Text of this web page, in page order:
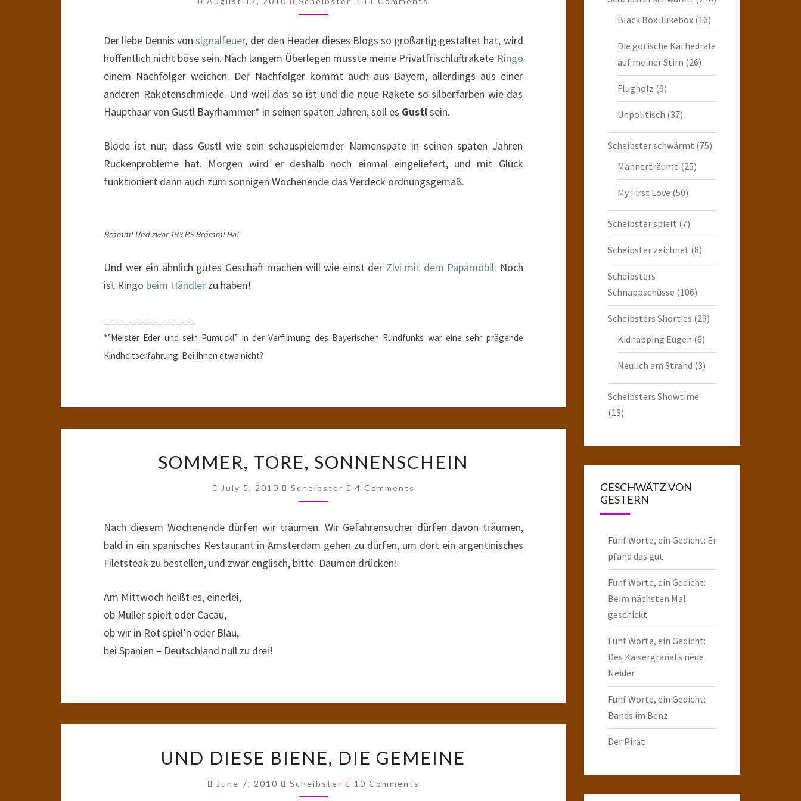
Der liebe Dennis vonsignalfeuer, der den Header dieses Blogs so großartig gestaltet hat, wird
hoffentlich nicht böse sein. Nach langem Überlegen musste meine Privatfrischluftrakete Ringo
einem Nachfolger weichen. Der Nachfolger kommt auch aus Bayern, allerdings aus einer
anderen Raketenschmiede. Und weil das so ist und die neue Rakete so silberfarben wie das
Haupthaar von Gustl Bayrhammer* in seinen späten Jahren, soll es Gustlsein.
Blöde ist nur, dass Gustl wie sein schauspielernder Namenspate in seinen späten Jahren
Rückenprobleme hat. Morgen wird er deshalb noch einmal eingeliefert, und mit Glück
funktioniert dann auch zum sonnigen Wochenende das Verdeck ordnungsgemäß.
Brömm! Und zwar 193 PS-Brömm! Ha!
Und wer ein ähnlich gutes Geschäft machen will wie einst der Zivi mit dem Papamobil: Noch
ist Ringo beim Händler zu haben!
*”Meister Eder und sein Pumuckl” in der Verfilmung des Bayerischen Rundfunks war eine sehr prägende
Kindheitserfahrung. Bei Ihnen etwa nicht?
TORE,
SONNENSCHEIN
SOMMER, TORE, SONNENSCHEIN
July 5, 2010 Scheibster Comments
4 Comments
Nach diesem Wochenende dürfen wir träumen. Wir Gefahrensucher dürfen davon träumen,
bald in ein spanisches Restaurant in Amsterdam gehen zu dürfen, um dort ein argentinisches
Filetsteak zu bestellen, und zwar englisch, bitte. Daumen drücken!
Am Mittwoch heißt es, einerlei,
ob Müller spielt oder Cacau,
ob wir in Rot spiel’n oder Blau,
bei Spanien – Deutschland null zu drei!
DIESE
BIENE,
DIE
UND DIESE BIENE, DIE GEMEINE
June 7, 2010 Scheibster Comments
10 Comments
Black Box Jukebox(16)
Die gotische Kathedrale
auf meiner Stirn (26)
Flugholz (9)
Unpolitisch (37)
Scheibster schwärmt (75)
Männerträume (25)
My First Love (50)
Scheibster spielt (7)
Scheibster zeichnet (8)
Scheibsters
Schnappschüsse (106)
Scheibsters Shorties (29)
Kidnapping Eugen (6)
Neulich am Strand (3)
Scheibsters Showtime
(13)
GESCHWÄTZ VON
GESTERN
Fünf Worte, ein Gedicht: Er
pfand das gut
Fünf Worte, ein Gedicht:
Beim nächsten Mal
geschickt
Fünf Worte, ein Gedicht:
Des Kaisergranats neue
Neider
Fünf Worte, ein Gedicht:
Bands im Benz
Der Pirat